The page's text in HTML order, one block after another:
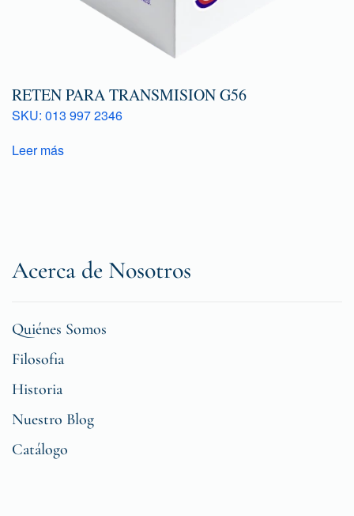
RETEN PARA TRANSMISION G56
SKU: 013 997 2346
Leer más
Acerca de Nosotros
Quiénes Somos
Filosofia
Historia
Nuestro Blog
Catálogo